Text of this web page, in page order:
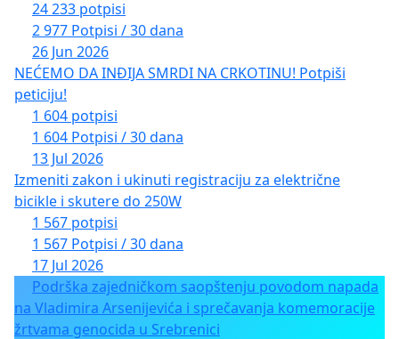
24 233 potpisi
2 977 Potpisi / 30 dana
26 Jun 2026
NEĆEMO DA INĐIJA SMRDI NA CRKOTINU! Potpiši
peticiju!
1 604 potpisi
1 604 Potpisi / 30 dana
13 Jul 2026
Izmeniti zakon i ukinuti registraciju za električne
bicikle i skutere do 250W
1 567 potpisi
1 567 Potpisi / 30 dana
17 Jul 2026
Podrška zajedničkom saopštenju povodom napada
na Vladimira Arsenijevića i sprečavanja komemoracije
žrtvama genocida u Srebrenici